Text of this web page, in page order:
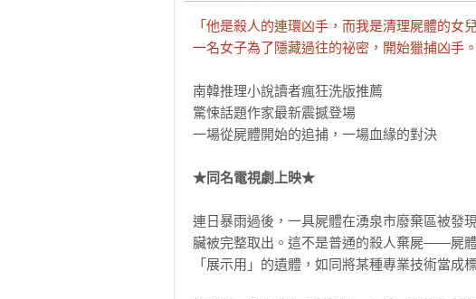
「他是殺人的連環凶手，而我是清理屍體的女兒
一名女子為了隱藏過往的祕密，開始獵捕凶手。
南韓推理小說讀者瘋狂洗版推薦
驚悚話題作家最新震撼登場
一場從屍體開始的追捕，一場血緣的對決
★同名電視劇上映★
連日暴雨過後，一具屍體在湧泉市廢棄區被發
臟被完整取出。這不是普通的殺人棄屍——屍
「展示用」的遺體，如同將某種專業技術當成